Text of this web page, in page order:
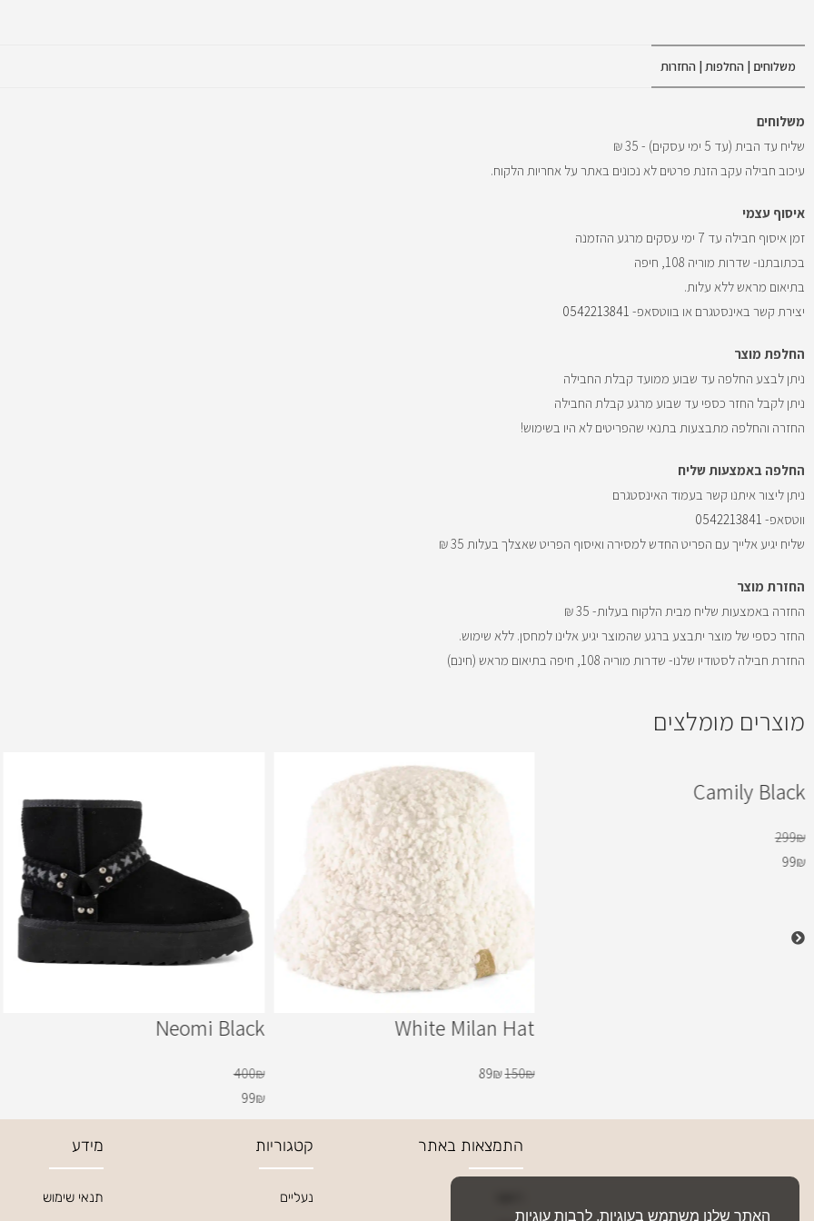
משלוחים | החלפות | החזרות
משלוחים
שליח עד הבית (עד 5 ימי עסקים) - 35 ₪
עיכוב חבילה עקב הזנת פרטים לא נכונים באתר על אחריות הלקוח.
איסוף עצמי
זמן איסוף חבילה עד 7 ימי עסקים מרגע ההזמנה
בכתובתנו- שדרות מוריה 108, חיפה
בתיאום מראש ללא עלות.
יצירת קשר באינסטגרם או בווטסאפ- 0542213841
החלפת מוצר
ניתן לבצע החלפה עד שבוע ממועד קבלת החבילה
ניתן לקבל החזר כספי עד שבוע מרגע קבלת החבילה
החזרה והחלפה מתבצעות בתנאי שהפריטים לא היו בשימוש!
החלפה באמצעות שליח
ניתן ליצור איתנו קשר בעמוד האינסטגרם
ווטסאפ- 0542213841
שליח יגיע אלייך עם הפריט החדש למסירה ואיסוף הפריט שאצלך בעלות 35 ₪
החזרת מוצר
החזרה באמצעות שליח מבית הלקוח בעלות- 35 ₪
החזר כספי של מוצר יתבצע ברגע שהמוצר יגיע אלינו למחסן. ללא שימוש.
החזרת חבילה לסטודיו שלנו- שדרות מוריה 108, חיפה בתיאום מראש (חינם)
מוצרים מומלצים
Camily Black
299₪
99₪
White Milan Hat
150₪
89₪
Neomi Black
400₪
99₪
התמצאות באתר קטגוריות
נעליים
מידע
תנאי שימוש
האתר שלנו משתמש בעוגיות, לרבות עוגיות